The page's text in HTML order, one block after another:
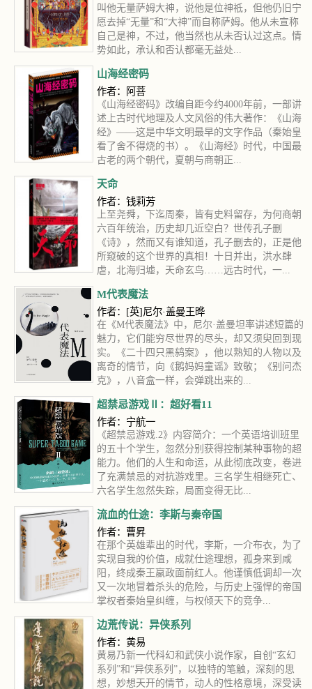
叫他无量萨姆大神，说他是位神祗，但他仍旧宁
愿去掉“无量”和“大神”而自称萨姆。他从未宣称
自己是神，不过，他当然也从未否认过这点。情
势如此，承认和否认都毫无益处...
山海经密码
作者：阿菩
《山海经密码》改编自距今约4000年前，一部讲
述上古时代地理及人文风俗的伟大著作：《山海
经》——这是中华文明最早的文字作品（秦始皇
看了舍不得烧的书）。《山海经》时代，中国最
古老的两个朝代，夏朝与商朝正...
天命
作者：钱莉芳
上至尧舜，下迄周秦，皆有史料留存，为何商朝
六百年统治，历史却几近空白？世传孔子删
《诗》，然而又有谁知道，孔子删去的，正是他
所窥破的这个世界的真相！十日并出，洪水肆
虐，北海归墟，天命玄鸟……远古时代，一...
M代表魔法
作者：[英]尼尔·盖曼王晔
在《M代表魔法》中，尼尔·盖曼坦率讲述短篇的
魅力，它们能穷尽世界的尽头，却又须臾回到现
实。《二十四只黑鸫案》，他以熟知的人物以及
离奇的情节，向《鹅妈妈童谣》致敬；《别问杰
克》，八音盒一样，会弹跳出来的...
超禁忌游戏Ⅱ：超好看11
作者：宁航一
《超禁忌游戏.2》内容简介：一个英语培训班里
的五十个学生，忽然分别获得控制某种事物的超
能力。他们的人生和命运，从此彻底改变，卷进
了充满禁忌的对抗游戏里。三名学生相继死亡、
六名学生忽然失踪，局面变得无比...
流血的仕途：李斯与秦帝国
作者：曹昇
在那个英雄辈出的时代，李斯，一介布衣，为了
实现自我的价值，成就仕途理想，孤身来到咸
阳，终成秦王嬴政面前红人。他谨慎低调却一次
又一次地冒着杀头的危险，与历史上强悍的帝国
掌权者秦始皇纠缠，与权倾天下的竞争...
边荒传说：异侠系列
作者：黄易
黄易乃新一代科幻和武侠小说作家，自创“玄幻
系列”和“异侠系列”，以独特的笔触，深刻的思
想，妙想天开的情节，动人的性格意境，深受读